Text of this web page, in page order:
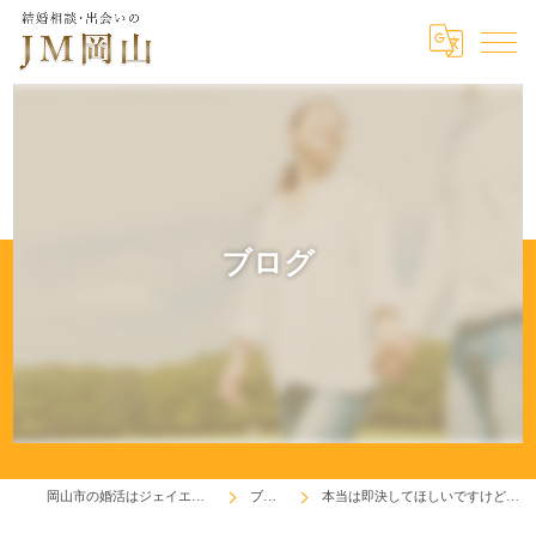
ブログ
ブログ 本当は即決してほしいですけど・・・